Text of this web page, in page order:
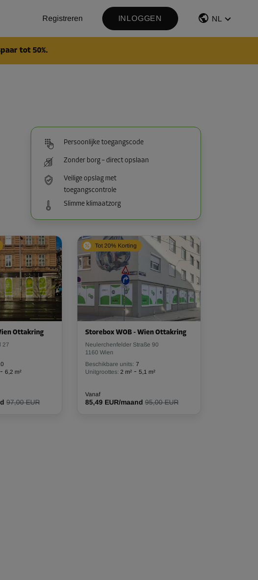
Registreren INLOGGEN NL
tot 50%.
Persoonlijke toegangscode
Zonder borg – direct opslaan
Veilige opslag met
toegangscontrole
Slimme klimaatzorg
Ottakring
27
- 6,2 m²
97,00 EUR
Tot 20% Korting
Storebox WOB - Wien Ottakring
Neulerchenfelder Straße 90
1160 Wien
Beschikbare units: 7
Unitgroottes: 2 m² - 5,1 m²
Vanaf
85,49 EUR/maand 95,00 EUR